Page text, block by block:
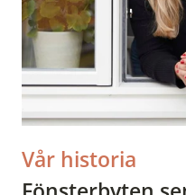
Vår historia